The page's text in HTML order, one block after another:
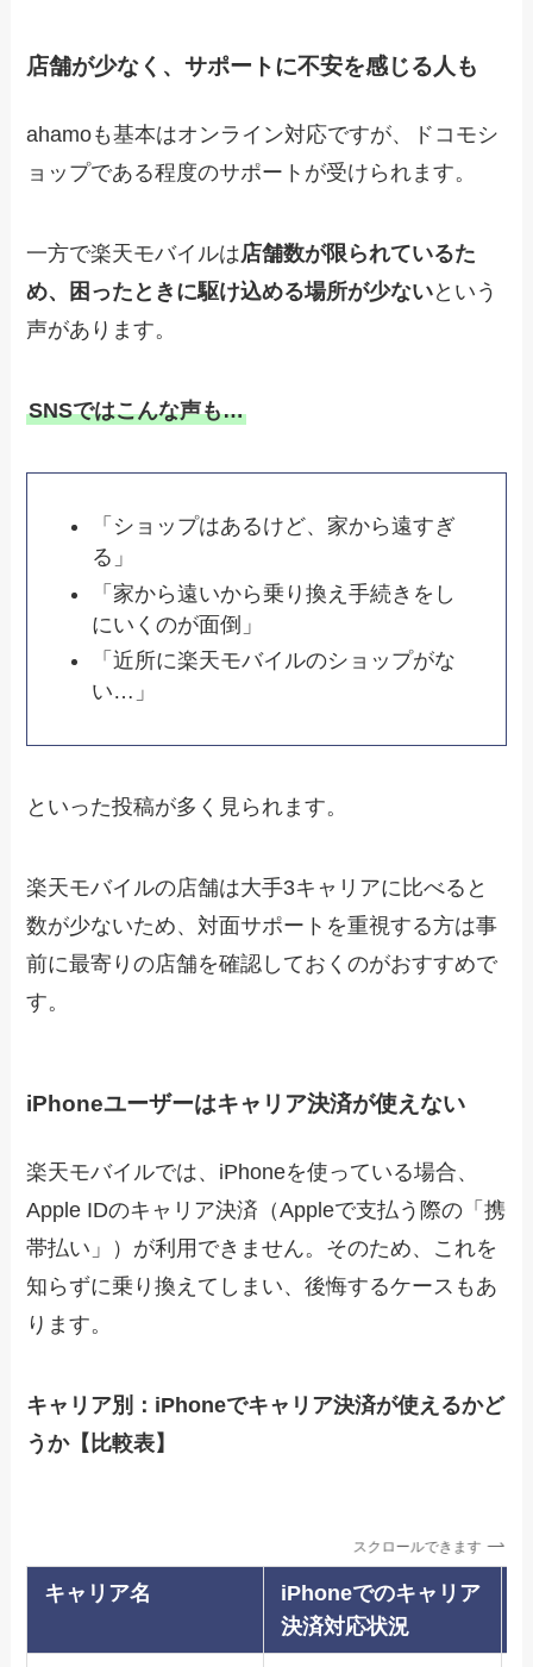
店舗が少なく、サポートに不安を感じる人も
ahamoも基本はオンライン対応ですが、ドコモシ
ョップである程度のサポートが受けられます。
一方で楽天モバイルは店舗数が限られているた
め、困ったときに駆け込める場所が少ないという
声があります。
SNSではこんな声も…
「ショップはあるけど、家から遠すぎ
る」
「家から遠いから乗り換え手続きをし
にいくのが面倒」
「近所に楽天モバイルのショップがな
い…」
といった投稿が多く見られます。
楽天モバイルの店舗は大手3キャリアに比べると
数が少ないため、対面サポートを重視する方は事
前に最寄りの店舗を確認しておくのがおすすめで
す。
iPhoneユーザーはキャリア決済が使えない
楽天モバイルでは、iPhoneを使っている場合、
Apple IDのキャリア決済（Appleで支払う際の「携
帯払い」）が利用できません。そのため、これを
知らずに乗り換えてしまい、後悔するケースもあ
ります。
キャリア別：iPhoneでキャリア決済が使えるかど
うか【比較表】
スクロールできます
キャリア名
iPhoneでのキャリア
決済対応状況